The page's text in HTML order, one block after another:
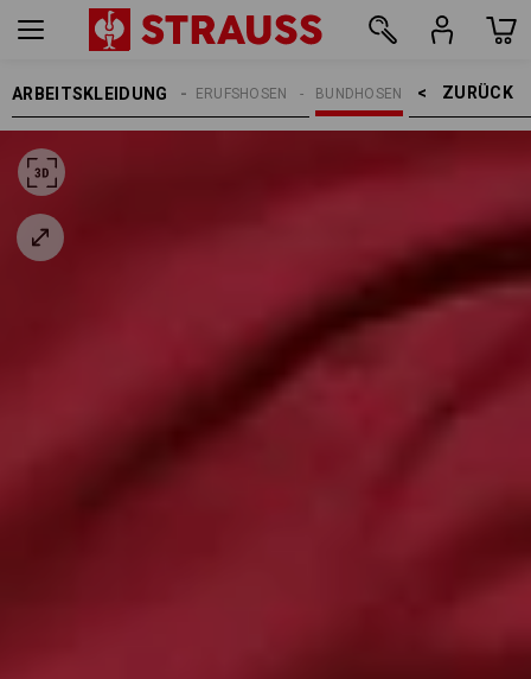
ARBEITSKLEIDUNG ZURÜCK    >
BUNDHOSEN
BERUFSHOSEN
ARBEITSHOSEN